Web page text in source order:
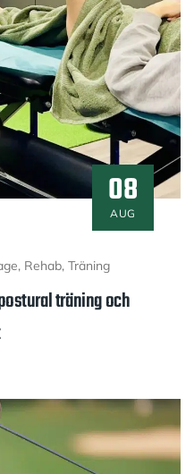
08
AUG
, Rehab, Träning
träning och